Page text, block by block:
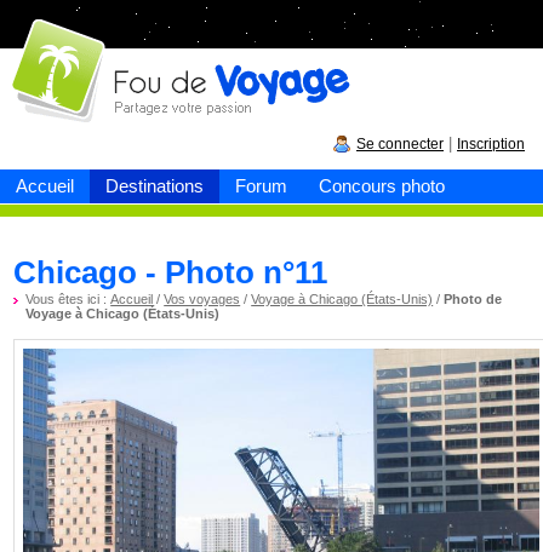
Accueil Destinations Forum Concours photo
Fou devoyage
Se connecter Inscription
Chicago - Photo n°11
Vous êtes ici :Accueil /Vos voyages /Voyage à Chicago (États-Unis) /Photo de
Voyage à Chicago (États-Unis)